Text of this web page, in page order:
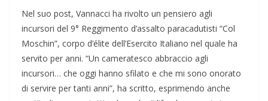
Nel suo post, Vannacci ha rivolto un pensiero agli
incursori del 9° Reggimento d’assalto paracadutisti “Col
Moschin”, corpo d’élite dell’Esercito Italiano nel quale ha
servito per anni. “Un cameratesco abbraccio agli
incursori… che oggi hanno sfilato e che mi sono onorato
di servire per tanti anni”, ha scritto, esprimendo anche